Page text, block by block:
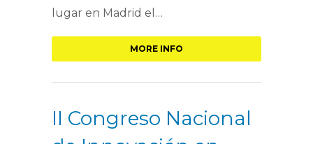
lugar en Madrid el…
MORE INFO
II Congreso Nacional